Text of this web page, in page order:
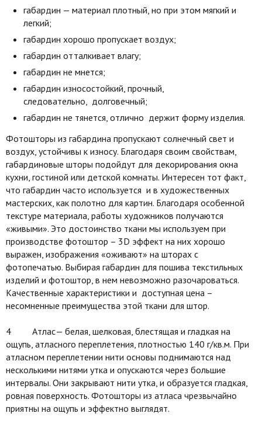
габардин — материал плотный, но при этом мягкий и
легкий;
габардин хорошо пропускает воздух;
габардин отталкивает влагу;
габардин не мнется;
габардин износостойкий, прочный,
следовательно, долговечный;
габардин не тянется, отлично держит форму изделия.
Фотошторы из габардина пропускают солнечный свет и
воздух, устойчивы к износу. Благодаря своим свойствам,
габардиновые шторы подойдут для декорирования окна
кухни, гостиной или детской комнаты. Интересен тот факт,
что габардин часто используется и в художественных
мастерских, как полотно для картин. Благодаря особенной
текстуре материала, работы художников получаются
«живыми». Это достоинство ткани мы используем при
производстве фотоштор – 3D эффект на них хорошо
выражен, изображения «оживают» на шторах с
фотопечатью. Выбирая габардин для пошива текстильных
изделий и фотоштор, в нем невозможно разочароваться.
Качественные характеристики и доступная цена –
несомненные преимущества этой ткани для штор.
4 Атлас— белая, шелковая, блестящая и гладкая на
ощупь, атласного переплетения, плотностью 140 г/кв.м. При
атласном переплетении нити основы поднимаются над
несколькими нитями утка и опускаются через большие
интервалы. Они закрывают нити утка, и образуется гладкая,
ровная поверхность. Фотошторы из атласа чрезвычайно
приятны на ощупь и эффектно выглядят.